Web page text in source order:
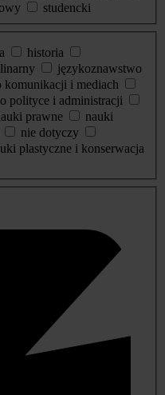
studencki
historia
językoznawstwo
komunikacji i mediach
polityce i administracji
prawne
nauki
nie dotyczy
plastyczne i konserwacja